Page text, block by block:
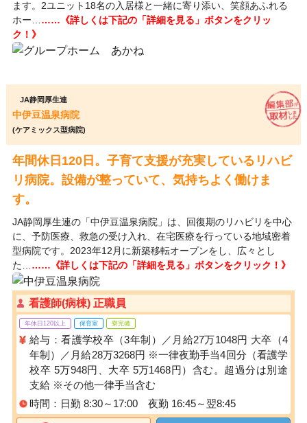
ます。2ユニット18名の入居様と一緒に寄り添い、笑顔あふれる
ホー… ……《詳しくは下記の「詳細を見る」ボタンをクリッ
ク！》
JA静岡厚生連
中伊豆温泉病院
(ケアミックス型病院)
年間休日120日。子育て支援が充実しているリハビ
リ病院。設備が整っていて、気持ちよく働けま
す。
JA静岡厚生連の「中伊豆温泉病院」は、回復期のリハビリを中心
に、予防医療、救急の受け入れ、在宅医療を行っている地域密着
型病院です。2023年12月に新築移転オープンをし、広々とし
た… ……《詳しくは下記の「詳細を見る」ボタンをクリック！》
看護師(病棟) 正職員
年休日120以上 保育室 寮完備
給与：看護学校卒（3年制）／月給27万1048円 大卒（4
年制）／月給28万3268円 ※一律夜勤手当4回分（看護学
校卒 5万948円、大卒 5万1468円）含む。超過分は別途
支給 ※その他一律手当含む
時間：日勤 8:30～17:00 夜勤 16:45～翌8:45